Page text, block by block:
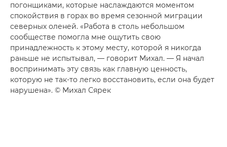
погонщиками, которые наслаждаются моментом
спокойствия в горах во время сезонной миграции
северных оленей. «Работа в столь небольшом
сообществе помогла мне ощутить свою
принадлежность к этому месту, которой я никогда
раньше не испытывал, — говорит Михал. — Я начал
воспринимать эту связь как главную ценность,
которую не так-то легко восстановить, если она будет
нарушена». © Михал Сярек